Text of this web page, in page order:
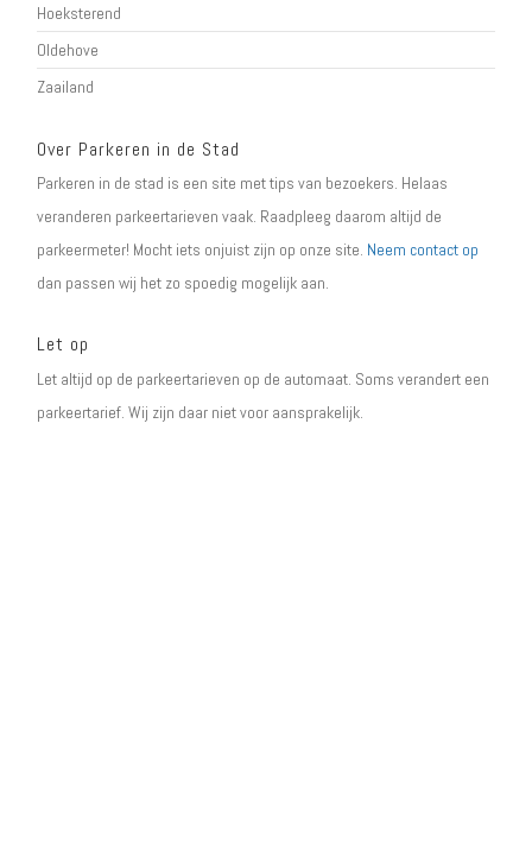
Hoeksterend
Oldehove
Zaailand
Over Parkeren in de Stad
Parkeren in de stad is een site met tips van bezoekers. Helaas
veranderen parkeertarieven vaak. Raadpleeg daarom altijd de
parkeermeter! Mocht iets onjuist zijn op onze site. Neem contact op
dan passen wij het zo spoedig mogelijk aan.
Let op
Let altijd op de parkeertarieven op de automaat. Soms verandert een
parkeertarief. Wij zijn daar niet voor aansprakelijk.